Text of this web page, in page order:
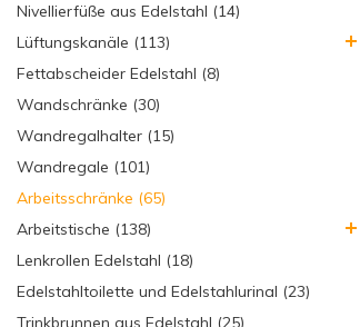
Nivellierfüße aus Edelstahl (14)
Lüftungskanäle (113)
Fettabscheider Edelstahl (8)
Wandschränke (30)
Wandregalhalter (15)
Wandregale (101)
Arbeitsschränke (65)
Arbeitstische (138)
Lenkrollen Edelstahl (18)
Edelstahltoilette und Edelstahlurinal (23)
Trinkbrunnen aus Edelstahl (25)